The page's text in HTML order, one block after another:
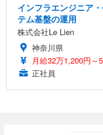
インフラエンジニア
テム基盤の運用
株式会社Le Lien
神奈川県
月給32万1,200円～
正社員